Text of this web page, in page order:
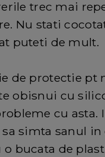
trec mai
Nu stati
puteti de mult.
de protectie pt
obisnui cu
cu asta.
simta sanul
bucata de